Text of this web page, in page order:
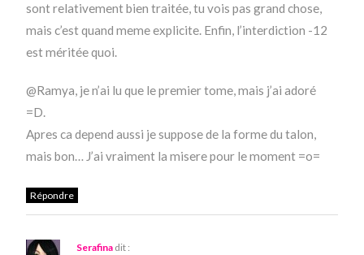
sont relativement bien traitée, tu vois pas grand chose,
mais c’est quand meme explicite. Enfin, l’interdiction -12
est méritée quoi.
@Ramya, je n’ai lu que le premier tome, mais j’ai adoré
=D.
Apres ca depend aussi je suppose de la forme du talon,
mais bon… J’ai vraiment la misere pour le moment =o=
Répondre
Serafina dit :